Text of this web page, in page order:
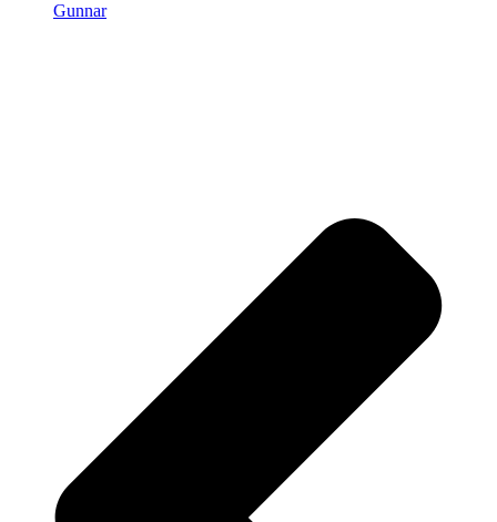
Gunnar